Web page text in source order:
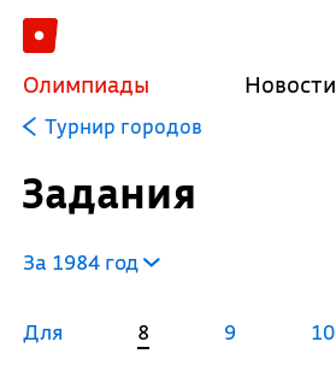
Олимпиады Новости
Турнир городов
Задания
За 1984 год
Для 8 9 10